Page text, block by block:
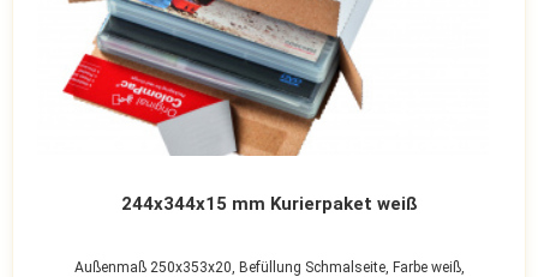
244x344x15 mm Kurierpaket weiß
Außenmaß 250x353x20, Befüllung Schmalseite, Farbe weiß,